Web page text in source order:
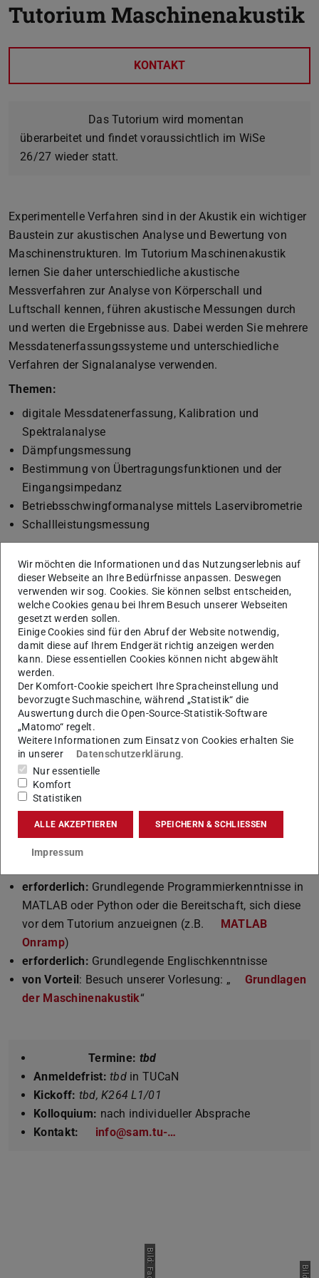
Tutorium Maschinenakustik
KONTAKT
Das Tutorium wird momentan
überarbeitet und findet voraussichtlich im WiSe
26/27 wieder statt.
Experimentelle Verfahren sind in der Akustik ein wichtiger
Baustein zur akustischen Analyse und Bewertung von
Maschinenstrukturen. Im Tutorium Maschinenakustik
lernen Sie daher unterschiedliche akustische
Messverfahren zur Analyse von Körperschall und
Luftschall kennen, führen akustische Messungen durch
und werten die Ergebnisse aus. Dabei werden Sie mehrere
Messdatenerfassungssysteme und unterschiedliche
Verfahren der Signalanalyse verwenden.
Themen:
digitale Messdatenerfassung, Kalibration und
Spektralanalyse
Dämpfungsmessung
Bestimmung von Übertragungsfunktionen und der
Eingangsimpedanz
Betriebsschwingformanalyse mittels Laservibrometrie
Schallleistungsmessung
werden die jeweiligen Versuche zu den Themen durch die
Teilnehmenden vorab vorbereitet. Die Versuche werden
dann unter Anleitung durchgeführt und die Ergebnisse der
durchgeführten Messungen werden in einer schriftlichen
Ausarbeitung dokumentiert sowie in einem mündlichen
Kolloquium präsentiert und diskutiert.
Organisation
Alle notwendigen organisatorischen Informationen und
Lernmaterialien erhalten Sie vor Beginn des Tutoriums im
Rahmen einesKickoffs.Zur Selbsteinschätzung wird
während des Kickoffs ein Testat abgehalten, bei dem es
um grundlegende Programmierkenntnisse in MATLAB
geht. Das Tutorium wird in bis zu zwei Gruppen von 3-6
Personen durchgefürhrt, die das Tutorium jeweils am Vor-
oder Nachmittag absolvieren.
Voraussetzungen:
erforderlich: Grundlegende Programmierkenntnisse in
MATLAB oder Python oder die Bereitschaft, sich diese
vor dem Tutorium anzueignen (z.B.
MATLAB
Onramp)
erforderlich: Grundlegende Englischkenntnisse
von Vorteil: Besuch unserer Vorlesung: „
Grundlagen
der Maschinenakustik“
Termine: tbd
Anmeldefrist: tbdin TUCaN
Kickoff: tbd, K264 L1/01
Kolloquium: nach individueller Absprache
Kontakt:
info@sam.tu-…
Wir möchten die Informationen und das Nutzungserlebnis auf
dieser Webseite an Ihre Bedürfnisse anpassen. Deswegen
verwenden wir sog. Cookies. Sie können selbst entscheiden,
welche Cookies genau bei Ihrem Besuch unserer Webseiten
gesetzt werden sollen.
Einige Cookies sind für den Abruf der Website notwendig,
damit diese auf Ihrem Endgerät richtig anzeigen werden
kann. Diese essentiellen Cookies können nicht abgewählt
werden.
Der Komfort-Cookie speichert Ihre Spracheinstellung und
bevorzugte Suchmaschine, während „Statistik“ die
Auswertung durch die Open-Source-Statistik-Software
„Matomo“ regelt.
Weitere Informationen zum Einsatz von Cookies erhalten Sie
in unserer
Datenschutzerklärung.
Nur essentielle
Komfort
Statistiken
ALLE AKZEPTIEREN SPEICHERN & SCHLIESSEN
Impressum